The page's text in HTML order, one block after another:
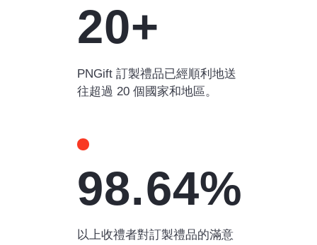
20+
PNGift 訂製禮品已經順利地送
往超過 20 個國家和地區。
98.64%
以上收禮者對訂製禮品的滿意